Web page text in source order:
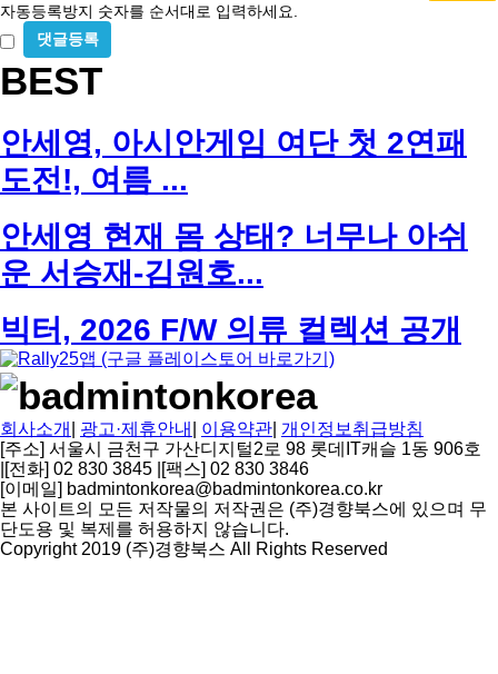
수
록
방
지
자동등록방지 숫자를 순서대로 입력하세요.
밀
글
용
BEST
안세영, 아시안게임 여단 첫 2연패
도전!, 여름 ...
안세영 현재 몸 상태? 너무나 아쉬
운 서승재-김원호...
빅터, 2026 F/W 의류 컬렉션 공개
회사소개 광고·제휴안내 이용약관 개인정보취급방침
[주소] 서울시 금천구 가산디지털2로 98 롯데IT캐슬 1동 906호
[전화] 02 830 3845 [팩스] 02 830 3846
[이메일] badmintonkorea@badmintonkorea.co.kr
본 사이트의 모든 저작물의 저작권은 (주)경향북스에 있으며 무
단도용 및 복제를 허용하지 않습니다.
Copyright 2019 (주)경향북스 All Rights Reserved